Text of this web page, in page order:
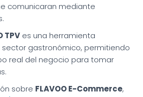
comunicaran mediante
TPV es una herramienta
sector gastronómico, permitiendo
real del negocio para tomar
sobre FLAVOO E-Commerce,